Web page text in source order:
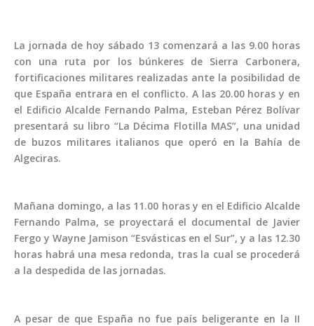
La jornada de hoy sábado 13 comenzará a las 9.00 horas
con una ruta por los búnkeres de Sierra Carbonera,
fortificaciones militares realizadas ante la posibilidad de
que España entrara en el conflicto. A las 20.00 horas y en
el Edificio Alcalde Fernando Palma, Esteban Pérez Bolívar
presentará su libro “La Décima Flotilla MAS”, una unidad
de buzos militares italianos que operó en la Bahía de
Algeciras.
Mañana domingo, a las 11.00 horas y en el Edificio Alcalde
Fernando Palma, se proyectará el documental de Javier
Fergo y Wayne Jamison “Esvásticas en el Sur”, y a las 12.30
horas habrá una mesa redonda, tras la cual se procederá
a la despedida de las jornadas.
A pesar de que España no fue país beligerante en la II